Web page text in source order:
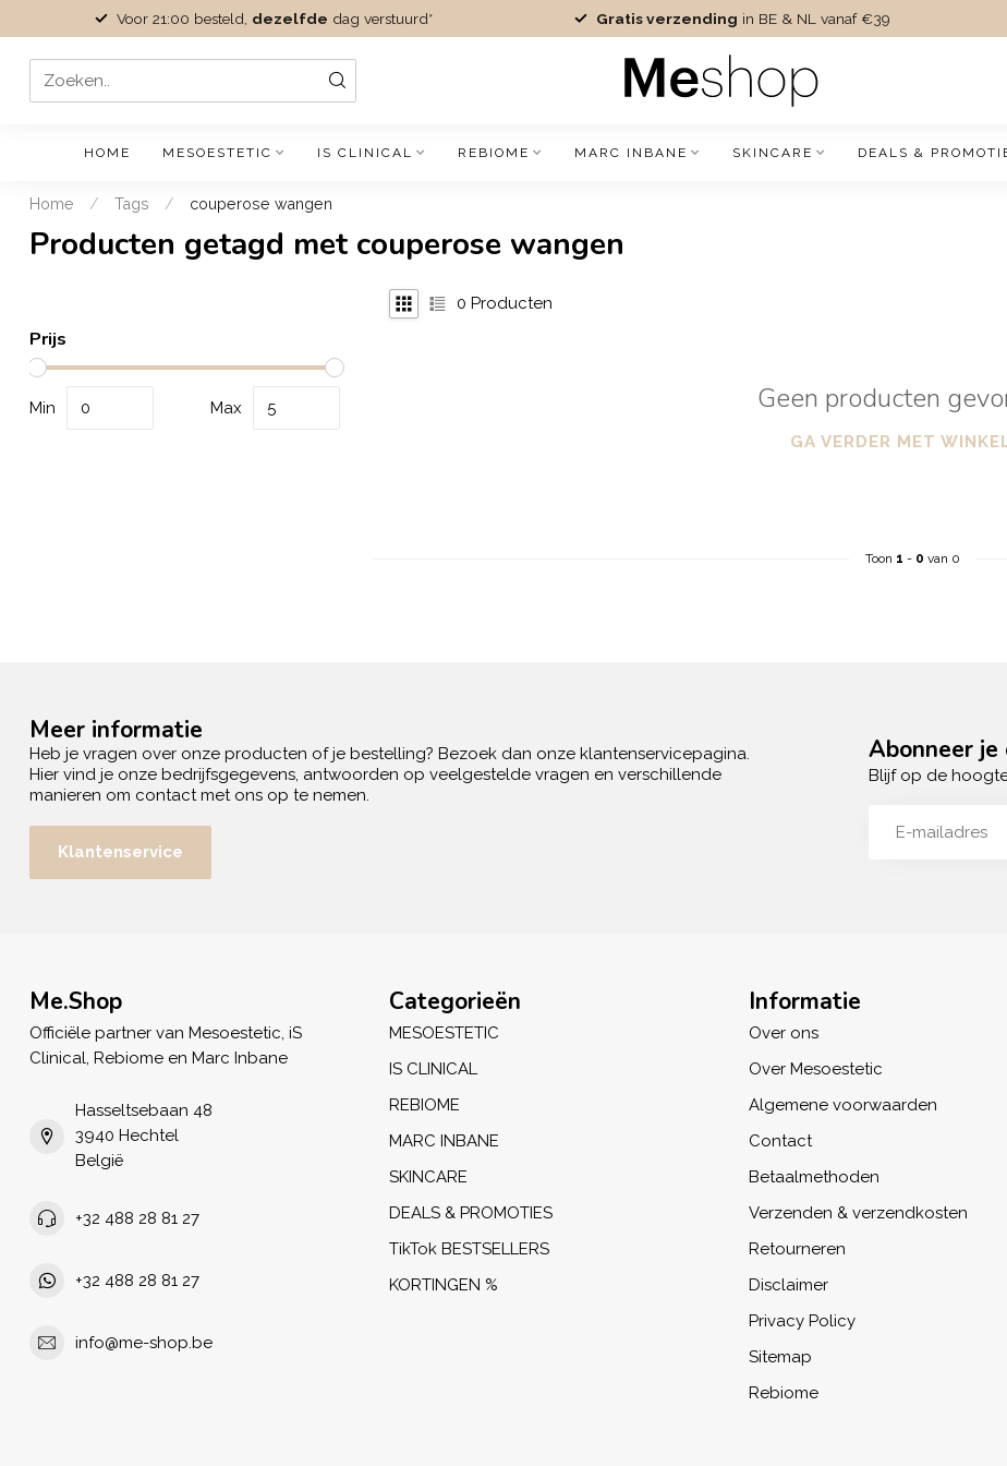
Voor 21:00 besteld, dezelfde dag verstuurd* Gratis verzending in BE & NL vanaf €39
HOME MESOESTETIC IS CLINICAL REBIOME MARC INBANE SKINCARE DEALS &
Home / Tags / couperose wangen
Producten getagd met couperose wangen
Prijs
Min Max
0 Producten
Geen producten
GA VERDER MET
Toon 1 - 0 van 0
Meer informatie
Heb je vragen over onze producten of je bestelling? Bezoek dan onze klantenservicepagina.
Hier vind je onze bedrijfsgegevens, antwoorden op veelgestelde vragen en verschillende
manieren om contact met ons op te nemen.
Klantenservice
Abonneer je
Blijf op de
Me.Shop
Officiële partner van Mesoestetic, iS
Clinical, Rebiome en Marc Inbane
Hasseltsebaan 48
3940 Hechtel
België
+32 488 28 81 27
+32 488 28 81 27
info@me-shop.be
Categorieën
MESOESTETIC
IS CLINICAL
REBIOME
MARC INBANE
SKINCARE
DEALS & PROMOTIES
TikTok BESTSELLERS
KORTINGEN %
Informatie
Over ons
Over Mesoestetic
Algemene voorwaarden
Contact
Betaalmethoden
Verzenden & verzendkosten
Retourneren
Disclaimer
Privacy Policy
Sitemap
Rebiome